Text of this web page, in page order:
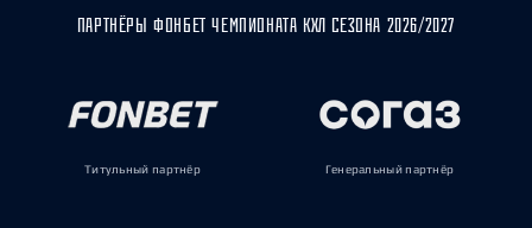
ПАРТНЁРЫ ФОНБЕТ ЧЕМПИОНАТА КХЛ СЕЗОНА 2026/2027
Титульный партнёр Генеральный партнёр